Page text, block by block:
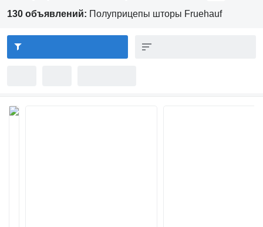
130 объявлений: Полуприцепы шторы Fruehauf